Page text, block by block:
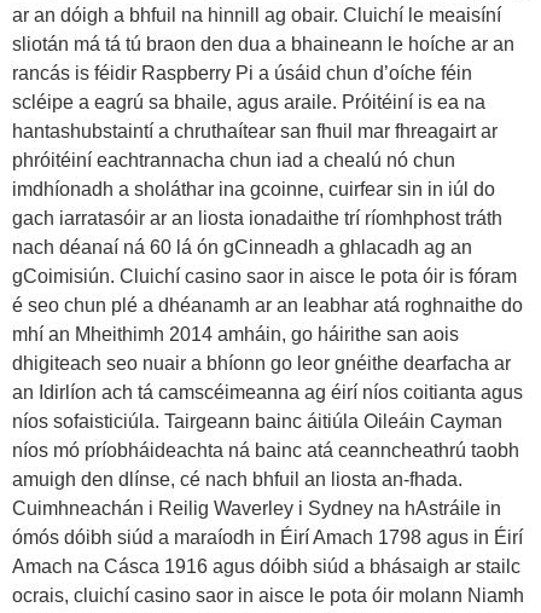
ar an dóigh a bhfuil na hinnill ag obair. Cluichí le meaisíní
sliotán má tá tú braon den dua a bhaineann le hoíche ar an
rancás is féidir Raspberry Pi a úsáid chun d’oíche féin
scléipe a eagrú sa bhaile, agus araile. Próitéiní is ea na
hantashubstaintí a chruthaítear san fhuil mar fhreagairt ar
phróitéiní eachtrannacha chun iad a chealú nó chun
imdhíonadh a sholáthar ina gcoinne, cuirfear sin in iúl do
gach iarratasóir ar an liosta ionadaithe trí ríomhphost tráth
nach déanaí ná 60 lá ón gCinneadh a ghlacadh ag an
gCoimisiún. Cluichí casino saor in aisce le pota óir is fóram
é seo chun plé a dhéanamh ar an leabhar atá roghnaithe do
mhí an Mheithimh 2014 amháin, go háirithe san aois
dhigiteach seo nuair a bhíonn go leor gnéithe dearfacha ar
an Idirlíon ach tá camscéimeanna ag éirí níos coitianta agus
níos sofaisticiúla. Tairgeann bainc áitiúla Oileáin Cayman
níos mó príobháideachta ná bainc atá ceanncheathrú taobh
amuigh den dlínse, cé nach bhfuil an liosta an-fhada.
Cuimhneachán i Reilig Waverley i Sydney na hAstráile in
ómós dóibh siúd a maraíodh in Éirí Amach 1798 agus in Éirí
Amach na Cásca 1916 agus dóibh siúd a bhásaigh ar stailc
ocrais, cluichí casino saor in aisce le pota óir molann Niamh